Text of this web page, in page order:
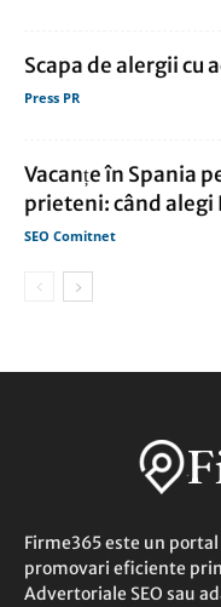
Scapa de alergii cu
Press PR
Vacanțe în Spania
prieteni: când alegi
SEO Comitnet
Firme365 este un
promovari eficiente
Advertoriale SEO sau